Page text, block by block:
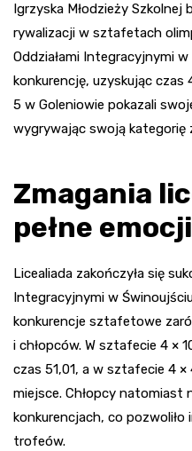
Igrzyska Młodzieży Szkolnej
rywalizacji w sztafetach
Oddziałami Integracyjnymi
konkurencję, uzyskując czas
5 w Goleniowie pokazali
wygrywając swoją kategorię
Zmagania
pełne emocji
Licealiada zakończyła się
Integracyjnymi w
konkurencje sztafetowe
i chłopców. W sztafecie 4 ×
czas 51,01, a w sztafecie 4
miejsce. Chłopcy natomiast
konkurencjach, co
trofeów.